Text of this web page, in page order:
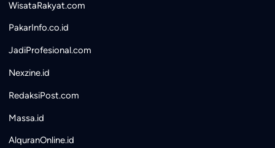
WisataRakyat.com
PakarInfo.co.id
JadiProfesional.com
Nexzine.id
RedaksiPost.com
Massa.id
AlquranOnline.id